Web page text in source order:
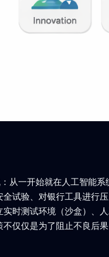
从一开始就在人工智能
试验、对银行工具进行
时测试环境（沙盒）、
仅仅是为了阻止不良后